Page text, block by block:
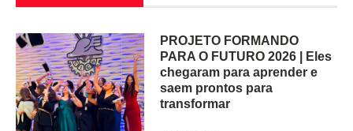
PROJETO FORMANDO
PARA O FUTURO 2026 | Eles
chegaram para aprender e
saem prontos para
transformar